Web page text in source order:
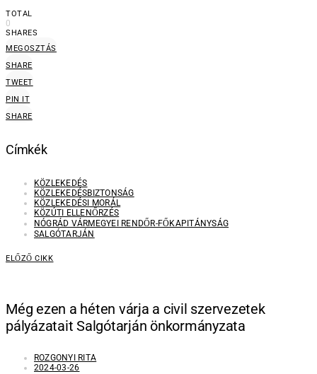
TOTAL
0
SHARES
MEGOSZTÁS
SHARE
TWEET
PIN IT
SHARE
Címkék
KÖZLEKEDÉS
KÖZLEKEDÉSBIZTONSÁG
KÖZLEKEDÉSI MORÁL
KÖZÚTI ELLENŐRZÉS
NÓGRÁD VÁRMEGYEI RENDŐR-FŐKAPITÁNYSÁG
SALGÓTARJÁN
ELŐZŐ CIKK
Még ezen a héten várja a civil szervezetek
pályázatait Salgótarján önkormányzata
ROZGONYI RITA
2024-03-26